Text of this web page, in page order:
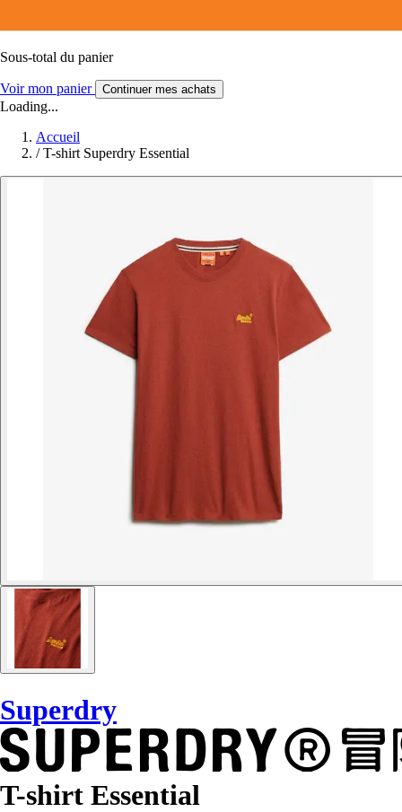
Sous-total du panier
Voir mon panier Continuer mes achats
Loading...
Accueil
/ T-shirt Superdry Essential
Superdry
T-shirt Essential